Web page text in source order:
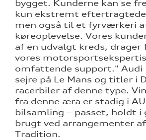
bygget. Kunderne kan se
kun ekstremt
men også til et fyrværkeri
køreoplevelse. Vores
af en udvalgt kreds, drager
vores
omfattende support." Audi
sejre på Le Mans og titler i
racerbiler af denne type.
fra denne æra er stadig i
bilsamling – passet, holdt i
brugt ved arrangementer
Tradition.